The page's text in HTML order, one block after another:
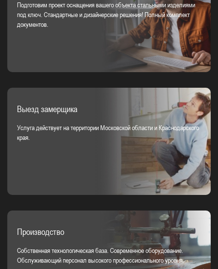
Подготовим проект оснащения вашего объекта стальными изделиями
под ключ. Стандартные и дизайнерские решения! Полный комплект
документов.
Выезд замерщика
Услуга действует на территории Московской области и Краснодарского
края.
Производство
Собственная технологическая база. Современное оборудование.
Обслуживающий персонал высокого профессионального уровня.